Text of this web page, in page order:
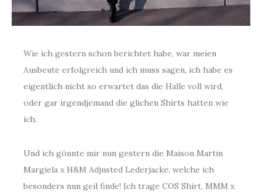
Wie ich gestern schon berichtet habe, war meien
Ausbeute erfolgreich und ich muss sagen, ich habe es
eigentlich nicht so erwartet das die Halle voll wird,
oder gar irgendjemand die glichen Shirts hatten wie
ich.
Und ich gönnte mir nun gestern die Maison Martin
Margiela x H&M Adjusted Lederjacke, welche ich
besonders nun geil finde! Ich trage COS Shirt, MMM x